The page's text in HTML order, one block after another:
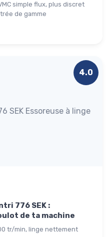
simple flux, plus discret
de gamme
SEK Essoreuse à linge
4.0
776 SEK :
de ta machine
tr/min, linge nettement